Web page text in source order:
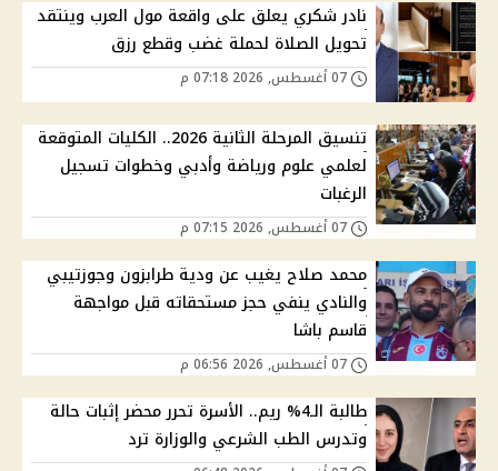
نادر شكري يعلق على واقعة مول العرب وينتقد
تحويل الصلاة لحملة غضب وقطع رزق
تنسيق المرحلة الثانية 2026.. الكليات المتوقعة
لعلمي علوم ورياضة وأدبي وخطوات تسجيل
الرغبات
محمد صلاح يغيب عن ودية طرابزون وجوزتيبي
والنادي ينفي حجز مستحقاته قبل مواجهة
قاسم باشا
طالبة الـ4% ريم.. الأسرة تحرر محضر إثبات حالة
وتدرس الطب الشرعي والوزارة ترد